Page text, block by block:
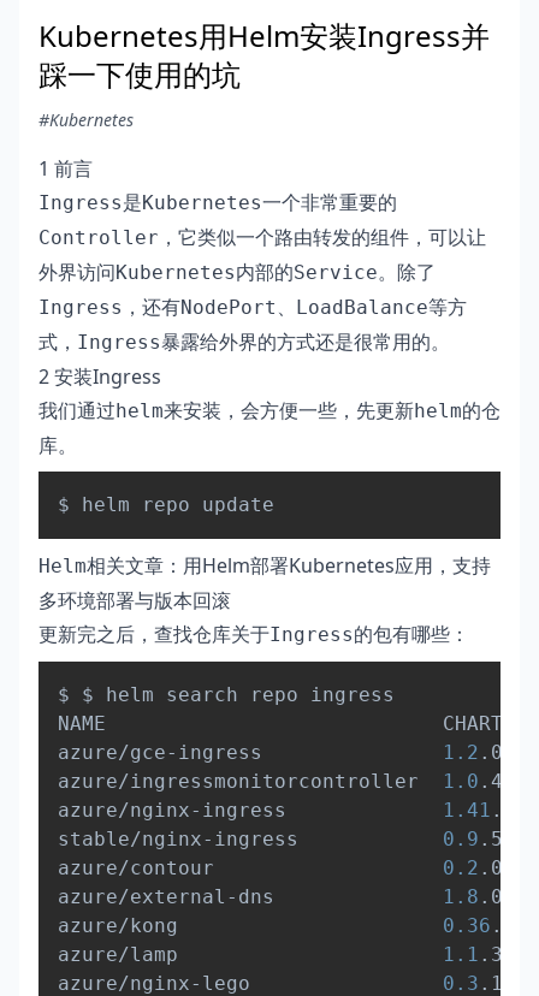
Kubernetes用Helm安装Ingress并
踩一下使用的坑
#Kubernetes
1 前言
Ingress是Kubernetes一个非常重要的
Controller ，它类似一个路由转发的组件，可以让
外界访问Kubernetes内部的Service。除了
Ingress ，还有NodePort 、 LoadBalance等方
式， Ingress暴露给外界的方式还是很常用的。
2 安装Ingress
我们通过helm来安装，会方便一些，先更新helm的仓
库。
Helm相关文章： 用Helm部署Kubernetes应用，支持
多环境部署与版本回滚
更新完之后，查找仓库关于Ingress的包有哪些：
$ $ helm search repo ingress
NAME                          	CHART VERSION	APP VERSION	DESCRIPTION
1.2
1.0
1.41
0.9
0.2
1.8
0.36
1.1
0.3